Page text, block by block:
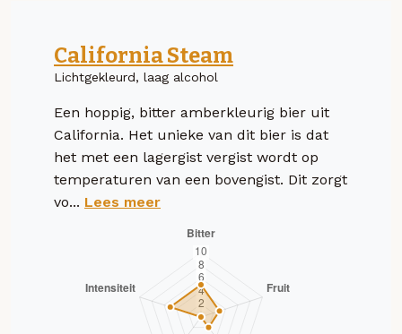
California Steam
Lichtgekleurd, laag alcohol
Een hoppig, bitter amberkleurig bier uit
California. Het unieke van dit bier is dat
het met een lagergist vergist wordt op
temperaturen van een bovengist. Dit zorgt
vo... Lees meer